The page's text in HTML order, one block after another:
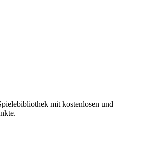
mit kostenlosen und